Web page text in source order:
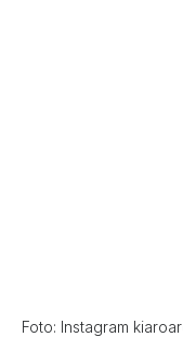
Foto: Instagram